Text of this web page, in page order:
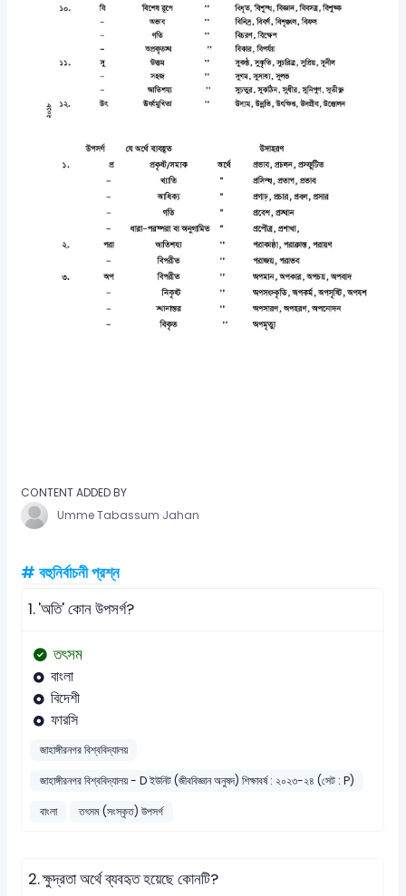
CONTENT ADDED BY
Umme Tabassum Jahan
# বহুনির্বাচনী প্রশ্ন
1.'অতি' কোন উপসর্গ?
তৎসম
বাংলা
বিদেশী
ফারসি
জাহাঙ্গীরনগর বিশ্ববিদ্যালয়
জাহাঙ্গীরনগর বিশ্ববিদ্যালয় - D ইউনিট (জীববিজ্ঞান অনুষদ) শিক্ষাবর্ষ : ২০২৩-২৪ (সেট : P)
বাংলা
তৎসম (সংস্কৃত) উপসর্গ
2.ক্ষুদ্রতা অর্থে ব্যবহৃত হয়েছে কোনটি?